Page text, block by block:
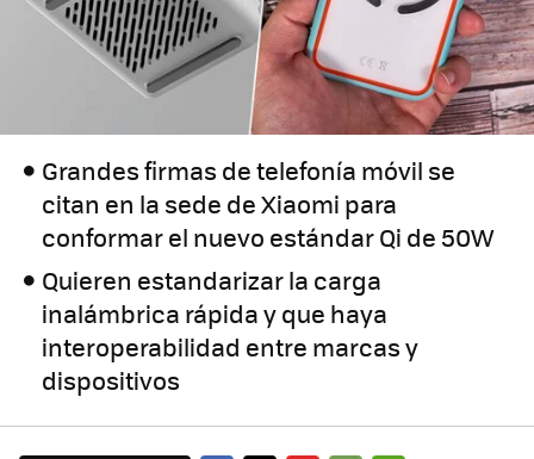
Grandes firmas de telefonía móvil se
citan en la sede de Xiaomi para
conformar el nuevo estándar Qi de 50W
Quieren estandarizar la carga
inalámbrica rápida y que haya
interoperabilidad entre marcas y
dispositivos